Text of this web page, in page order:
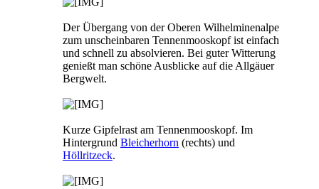
Der Übergang von der Oberen Wilhelminenalpe
zum unscheinbaren Tennenmooskopf ist einfach
und schnell zu absolvieren. Bei guter Witterung
genießt man schöne Ausblicke auf die Allgäuer
Bergwelt.
Kurze Gipfelrast am Tennenmooskopf. Im
Hintergrund Bleicherhorn (rechts) und
Höllritzeck.